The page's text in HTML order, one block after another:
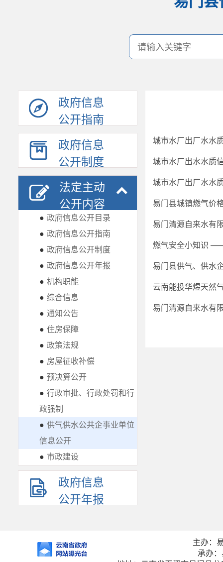
政府信息
公开指南
政府信息
公开制度
法定主动
公开内容
● 政府信息公开目录
● 政府信息公开指南
● 政府信息公开制度
● 政府信息公开年报
● 机构职能
● 综合信息
● 通知公告
● 住房保障
● 政策法规
● 房屋征收补偿
● 预决算公开
● 行政审批、行政处罚和行
政强制
● 供气供水公共企事业单位
信息公开
● 市政建设
政府信息
公开年报
城市水厂出厂水水
城市水厂出水水质
城市水厂出厂水水
易门县城镇燃气价
易门清源自来水有
燃气安全小知识
易门县供气、供水
云南能投华煜天然
易门清源自来水有
主办：
承办